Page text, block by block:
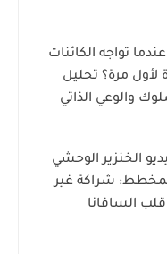
تواجه الكائنات
لأول مرة؟ تحليل
والوعي الذاتي
الخنزير الوحشي
شراكة غير
السافانا